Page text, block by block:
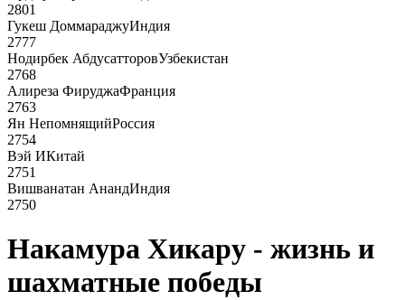
2801
Гукеш ДоммараджуИндия
2777
Нодирбек АбдусатторовУзбекистан
2768
Алиреза ФируджаФранция
2763
Ян НепомнящийРоссия
2754
Вэй ИКитай
2751
Вишванатан АнандИндия
2750
Накамура Хикару - жизнь и
шахматные победы